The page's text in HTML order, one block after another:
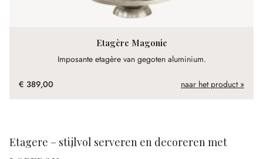
Etagère Magonie
Imposante etagère van gegoten aluminium.
€ 389,00 naar het product »
Etagere – stijlvol serveren en decoreren met